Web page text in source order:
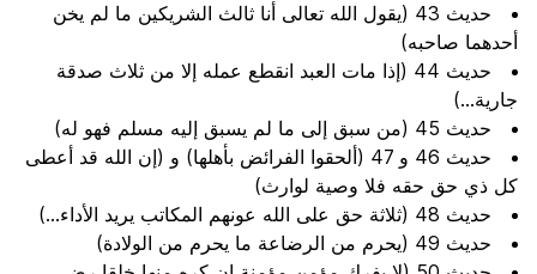
حديث 43 (يقول الله تعالى أنا ثالث الشريكين ما لم يخن
أحدهما صاحبه)
حديث 44 (إذا مات العبد انقطع عمله إلا من ثلاث صدقة
جارية...)
حديث 45 (من سبق إلى ما لم يسبق إليه مسلم فهو له)
حديث 46 و 47 (ألحقوا الفرائض بأهلها) و (إن الله قد أعطى
كل ذي حق حقه فلا وصية لوارث)
حديث 48 (ثلاثة حق على الله عونهم المكاتب يريد الأداء...)
حديث 49 (يحرم من الرضاعة ما يحرم من الولادة)